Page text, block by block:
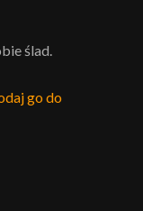
ślad.
go do